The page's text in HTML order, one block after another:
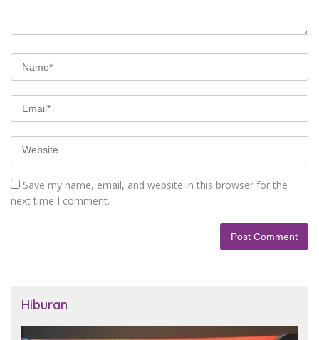
Save my name, email, and website in this browser for the
next time I comment.
Hiburan